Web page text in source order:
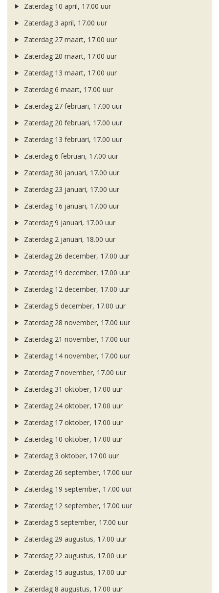
Zaterdag 10 april, 17.00 uur
Zaterdag 3 april, 17.00 uur
Zaterdag 27 maart, 17.00 uur
Zaterdag 20 maart, 17.00 uur
Zaterdag 13 maart, 17.00 uur
Zaterdag 6 maart, 17.00 uur
Zaterdag 27 februari, 17.00 uur
Zaterdag 20 februari, 17.00 uur
Zaterdag 13 februari, 17.00 uur
Zaterdag 6 februari, 17.00 uur
Zaterdag 30 januari, 17.00 uur
Zaterdag 23 januari, 17.00 uur
Zaterdag 16 januari, 17.00 uur
Zaterdag 9 januari, 17.00 uur
Zaterdag 2 januari, 18.00 uur
Zaterdag 26 december, 17.00 uur
Zaterdag 19 december, 17.00 uur
Zaterdag 12 december, 17.00 uur
Zaterdag 5 december, 17.00 uur
Zaterdag 28 november, 17.00 uur
Zaterdag 21 november, 17.00 uur
Zaterdag 14 november, 17.00 uur
Zaterdag 7 november, 17.00 uur
Zaterdag 31 oktober, 17.00 uur
Zaterdag 24 oktober, 17.00 uur
Zaterdag 17 oktober, 17.00 uur
Zaterdag 10 oktober, 17.00 uur
Zaterdag 3 oktober, 17.00 uur
Zaterdag 26 september, 17.00 uur
Zaterdag 19 september, 17.00 uur
Zaterdag 12 september, 17.00 uur
Zaterdag 5 september, 17.00 uur
Zaterdag 29 augustus, 17.00 uur
Zaterdag 22 augustus, 17.00 uur
Zaterdag 15 augustus, 17.00 uur
Zaterdag 8 augustus, 17.00 uur